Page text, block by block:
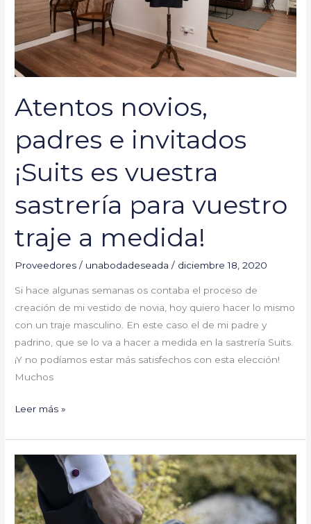
Atentos novios,
padres e invitados
¡Suits es vuestra
sastrería para vuestro
traje a medida!
Proveedores / unabodadeseada/ diciembre 18, 2020
Si hace algunas semanas os contaba el proceso de
creación de mi vestido de novia, hoy quiero hacer lo mismo
con un traje masculino. En este caso el de mi padre y
padrino, que se lo va a hacer a medida en la sastrería Suits.
¡Y no podíamos estar más satisfechos con esta elección!
Muchos
vuestra
sastrería
para
vuestro
a
Leer más »
Zapatos
a
medida
para